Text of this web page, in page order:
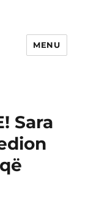
MENU
Sara